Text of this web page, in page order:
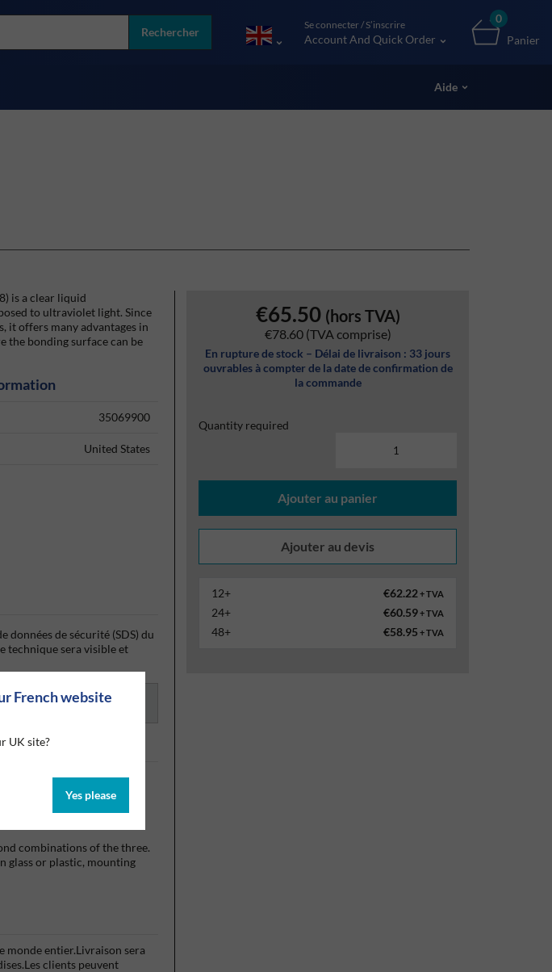
French website
UK site?
Yes please
Rechercher
Se connecter / S’inscrire
Account And Quick Order
0
Panier
Aide
€65.50 (hors TVA)
€78.60 (TVA comprise)
En rupture de stock – Délai de livraison : 33 jours
ouvrables à compter de la date de confirmation de
la commande
Quantity required
Ajouter au panier
12+ €62.22 + TVA
24+ €60.59+ TVA
48+ €58.95 + TVA
is a clear liquid
to ultraviolet light. Since
it offers many advantages in
the bonding surface can be
35069900
United States
données de sécurité (SDS) du
technique sera visible et
optical adhesive systems.
of ultraviolet light energy
and cellulose
combinations of the three.
glass or plastic, mounting
monde entier.Livraison sera
clients peuvent